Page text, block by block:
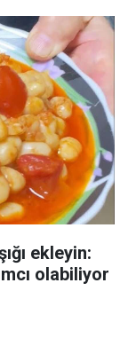
ekleyin:
olabiliyor